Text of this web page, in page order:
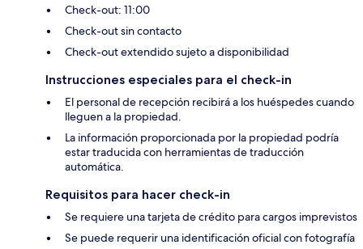
Check-out: 11:00
Check-out sin contacto
Check-out extendido sujeto a disponibilidad
Instrucciones especiales para el check-in
El personal de recepción recibirá a los huéspedes cuando
lleguen a la propiedad.
La información proporcionada por la propiedad podría
estar traducida con herramientas de traducción
automática.
Requisitos para hacer check-in
Se requiere una tarjeta de crédito para cargos imprevistos
Se puede requerir una identificación oficial con fotografía